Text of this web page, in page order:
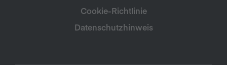
Cookie-Richtlinie
Datenschutzhinweis